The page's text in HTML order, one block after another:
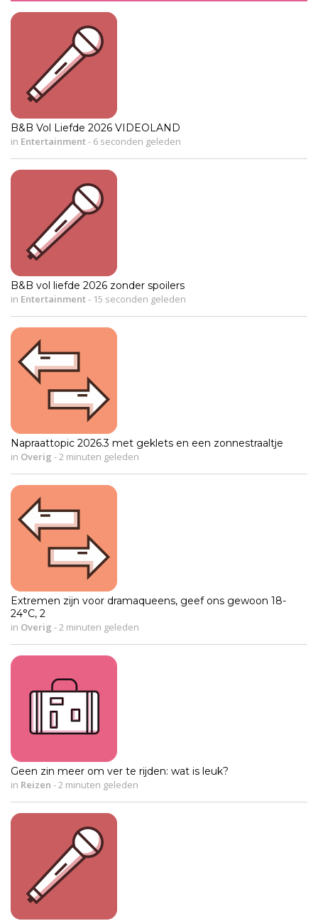
B&B Vol Liefde 2026 VIDEOLAND
in Entertainment- 6 seconden geleden
B&B vol liefde 2026 zonder spoilers
in Entertainment- 15 seconden geleden
Napraattopic 2026.3 met geklets en een zonnestraaltje
in Overig -2 minuten geleden
Extremen zijn voor dramaqueens, geef ons gewoon 18-
24°C, 2
in Overig -2 minuten geleden
Geen zin meer om ver te rijden: wat is leuk?
in Reizen -2 minuten geleden